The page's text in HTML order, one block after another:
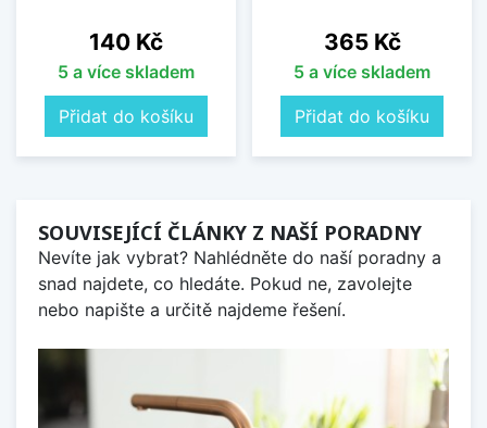
Cena
140 Kč
5 a více skladem
Přidat do košíku
Cena
365 Kč
5 a více skladem
Přidat do košíku
SOUVISEJÍCÍ ČLÁNKY Z NAŠÍ PORADNY
Nevíte jak vybrat? Nahlédněte do naší poradny a
snad najdete, co hledáte. Pokud ne, zavolejte
nebo napište a určitě najdeme řešení.